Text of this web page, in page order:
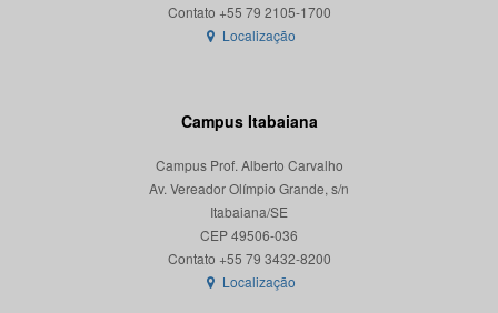
Localização
Campus Itabaiana
Campus Prof. Alberto Carvalho
Av. Vereador Olímpio Grande, s/n
Itabaiana/SE
CEP 49506-036
Localização